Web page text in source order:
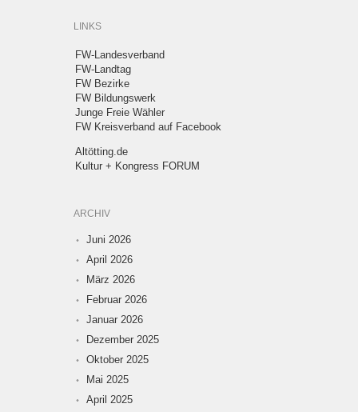
LINKS
FW-Landesverband
FW-Landtag
FW Bezirke
FW Bildungswerk
Junge Freie Wähler
FW Kreisverband auf Facebook
Altötting.de
Kultur + Kongress FORUM
ARCHIV
Juni 2026
April 2026
März 2026
Februar 2026
Januar 2026
Dezember 2025
Oktober 2025
Mai 2025
April 2025